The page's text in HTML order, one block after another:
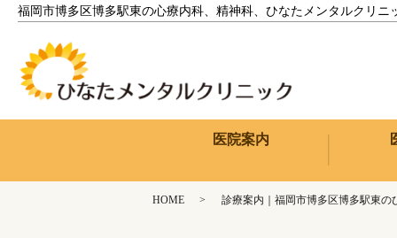
福岡市博多区博多駅東の心療内科、精神科、ひなたメンタルクリニ
医院案内
HOME 診療案内｜福岡市博多区博多駅東